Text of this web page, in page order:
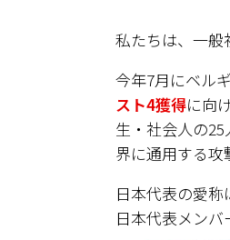
私たちは、一般
今年7月にベル
スト4獲得に向
生・社会人の
界に通用する攻
日本代表の愛称
日本代表メン